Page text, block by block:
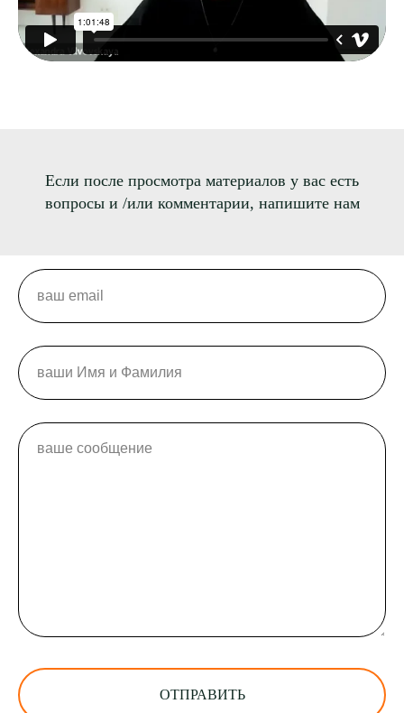
Если после просмотра материалов у вас есть
вопросы и /или комментарии, напишите нам
ОТПРАВИТЬ